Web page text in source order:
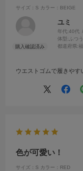
サイズ：S カラー：BEIGE
ユミ
年代:40代
体型: ふつう
都道府県:
ウエストゴムで履きやす
色が可愛い！
サイズ：S カラー：RED